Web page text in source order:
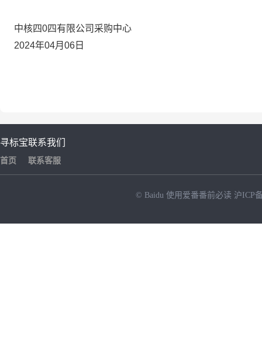
中核四0四有限公司采购中心
2024年04月 06 日
寻标宝
首页
联系我们
联系客服
© Baidu 使用爱番番前必读 沪ICP